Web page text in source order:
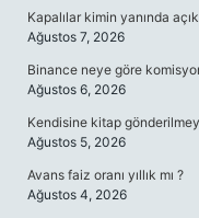
Kapalılar kimin yanında
Ağustos 7, 2026
Binance neye göre
Ağustos 6, 2026
Kendisine kitap
Ağustos 5, 2026
Avans faiz oranı yıllık mı ?
Ağustos 4, 2026